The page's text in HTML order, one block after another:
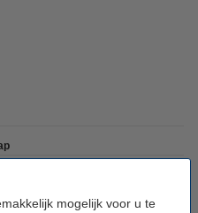
mogelijk voor u te